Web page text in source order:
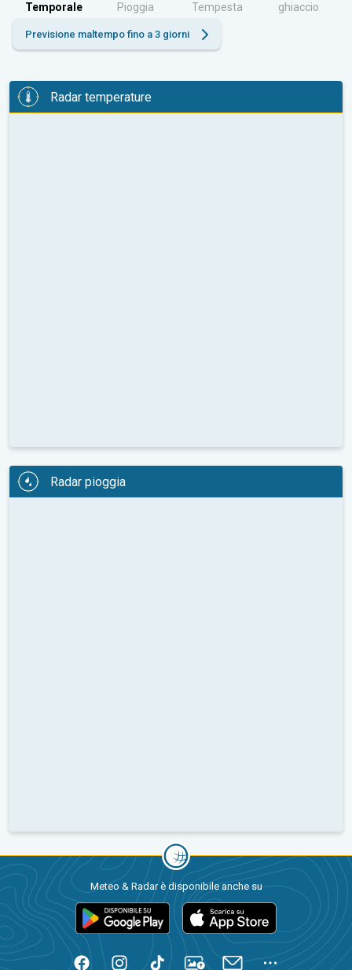
Temporale Pioggia Tempesta ghiaccio
Previsione maltempo fino a 3 giorni
Radar temperature
Radar pioggia
Meteo & Radar è disponibile anche su